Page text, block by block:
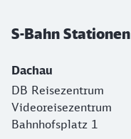
S-Bahn Stationen
Dachau
DB Reisezentrum
Videoreisezentrum
Bahnhofsplatz 1